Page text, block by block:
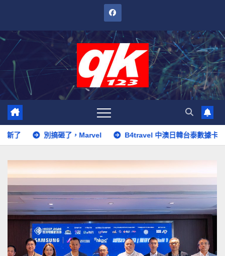
內
別搞砸了，Marvel B4travel 中澳日韓台泰數據卡為旅客提